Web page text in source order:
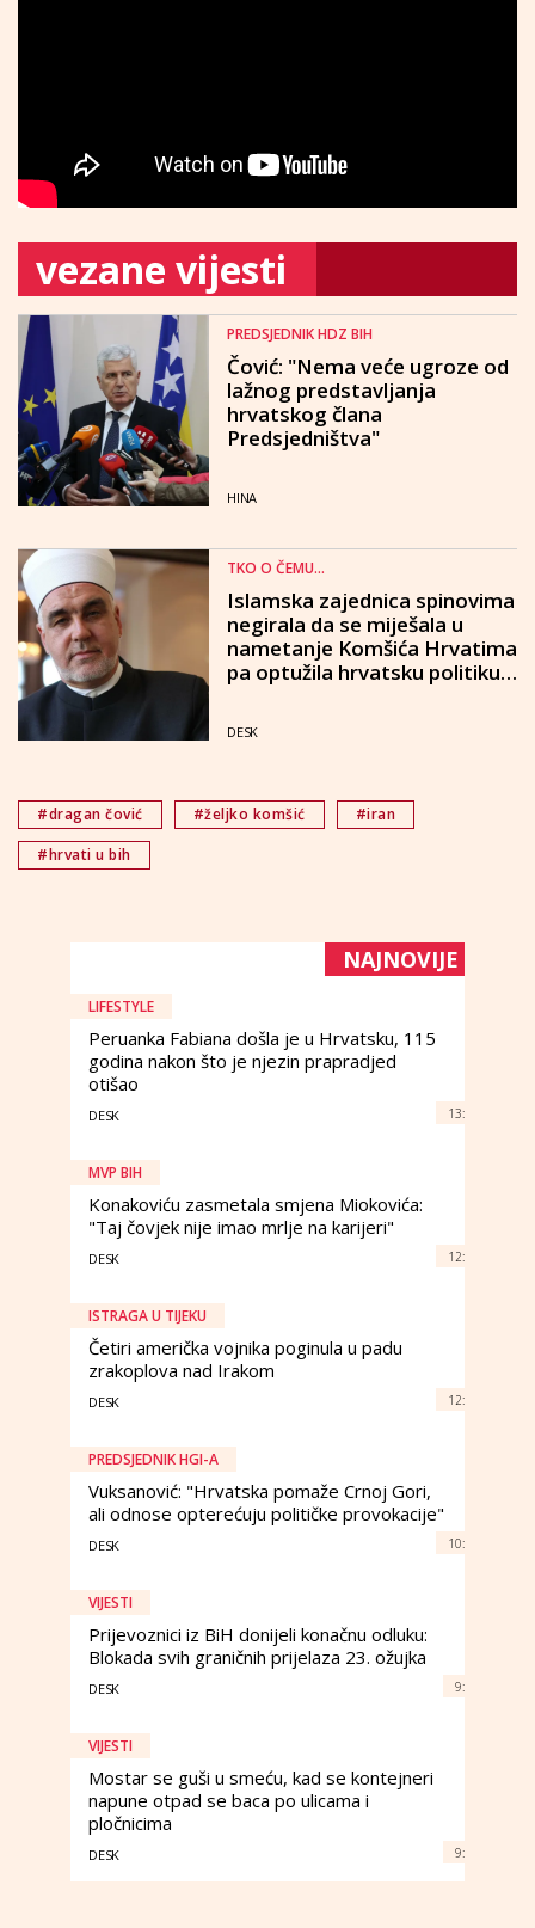
vezane vijesti
PREDSJEDNIK HDZ BIH
Čović: "Nema veće ugroze od
lažnog predstavljanja
hrvatskog člana
Predsjedništva"
HINA
TKO O ČEMU...
Islamska zajednica spinovima
negirala da se miješala u
nametanje Komšića Hrvatima
pa optužila hrvatsku politiku
DESK
#dragan čović #željko komšić
#iran
#hrvati u bih
NAJNOVIJE
LIFESTYLE
Peruanka Fabiana došla je u Hrvatsku, 115
godina nakon što je njezin prapradjed
otišao
DESK 13:
MVP BIH
Konakoviću zasmetala smjena Miokovića:
"Taj čovjek nije imao mrlje na karijeri"
DESK 12:
ISTRAGA U TIJEKU
Četiri američka vojnika poginula u padu
zrakoplova nad Irakom
DESK 12:
PREDSJEDNIK HGI-A
Vuksanović: "Hrvatska pomaže Crnoj Gori,
ali odnose opterećuju političke provokacije"
DESK 10:
VIJESTI
Prijevoznici iz BiH donijeli konačnu odluku:
Blokada svih graničnih prijelaza 23. ožujka
DESK 9:
VIJESTI
Mostar se guši u smeću, kad se kontejneri
napune otpad se baca po ulicama i
pločnicima
DESK 9: